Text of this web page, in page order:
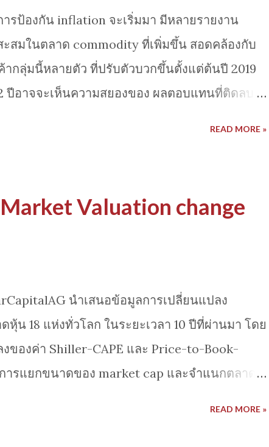
กำลังมาในด้านนี้ แทนจะ prediction ราคาที่เป็น
า solution จากสอนโมเดลด้วย reinforcement
จากการเรียนรู้ทดลองทำในภาวะตลาดต่างๆ) -
ริหารพอร์ต มีการทำ TAA กำห...
รป้องกัน inflation จะเริ่มมา มีหลายรายงาน
สมในตลาด commodity ที่เพิ่มขึ้น สอดคล้องกับ
กลุ่มนี้หลายตัว ที่ปรับตัวบวกขึ้นตั้งแต่ต้นปี 2019
ปีอาจจะเห็นความสยองของ ผลตอบแทนที่ติดลบ
READ MORE »
Valuation change
นำเสนอข้อมูลการเปลี่ยนแปลง
น 18 แห่งทั่วโลก ในระยะเวลา 10 ปีที่ผ่านมา โดย
ของค่า Shiller-CAPE และ Price-to-Book-
รแยกขนาดของ market cap และจำแนกตลาด
READ MORE »